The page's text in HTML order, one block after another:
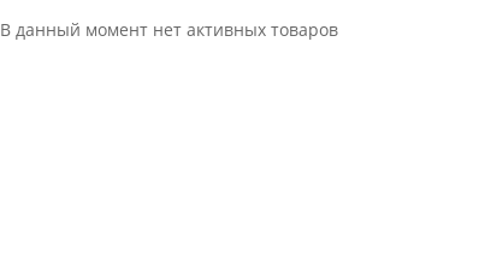
В данный момент нет активных товаров